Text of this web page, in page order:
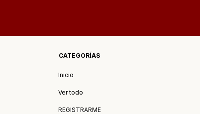
CATEGORÍAS
Inicio
Ver todo
REGISTRARME